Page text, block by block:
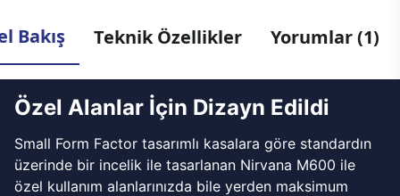
Bakış Teknik Özellikler Yorumlar (1)
Özel Alanlar İçin Dizayn Edildi
Small Form Factor tasarımlı kasalara göre standardın
üzerinde bir incelik ile tasarlanan Nirvana M600 ile
özel kullanım alanlarınızda bile yerden maksimum